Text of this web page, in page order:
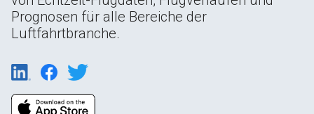
Prognosen für alle Bereiche der
Luftfahrtbranche.